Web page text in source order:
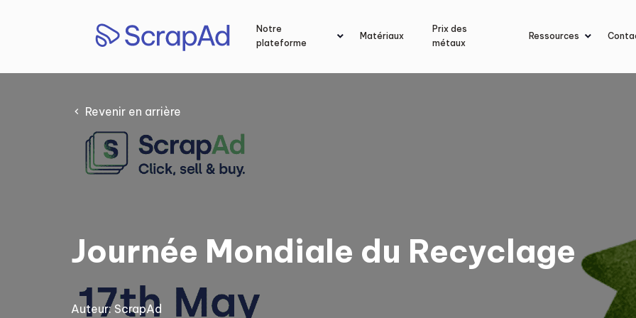
Notre
plateforme
Matériaux
Prix des
métaux
Ressources
Revenir en arrière
Journée Mondiale du Recyclage
Auteur: ScrapAd